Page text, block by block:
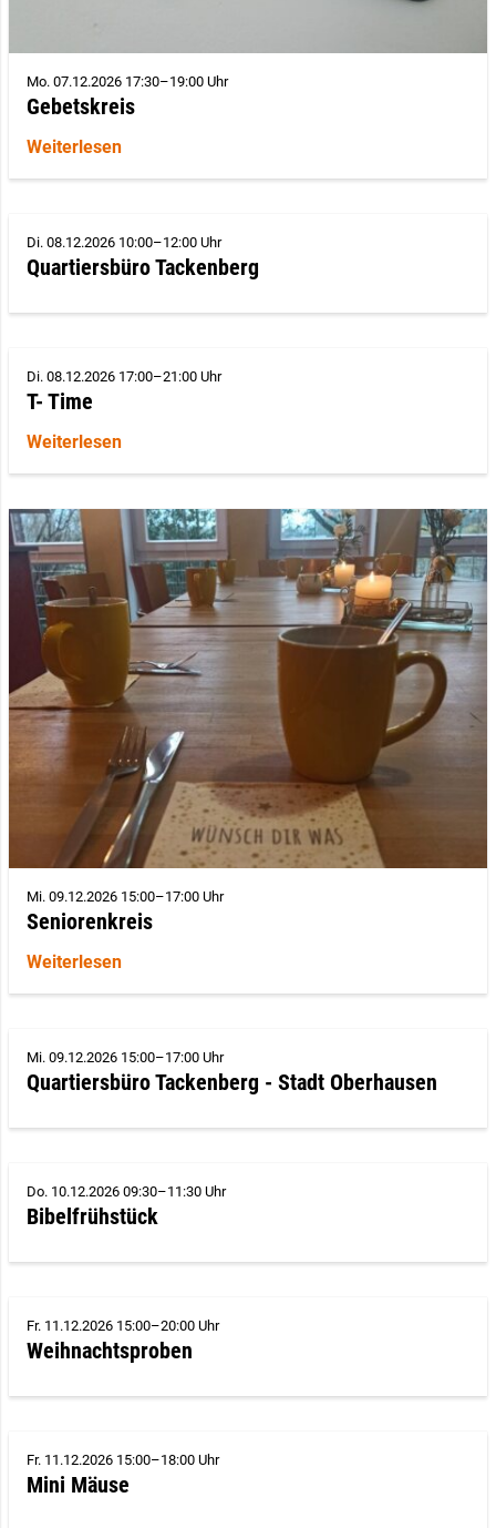
Mo. 07.12.2026 17:30–19:00 Uhr
Gebetskreis
Weiterlesen
Di. 08.12.2026 10:00–12:00 Uhr
Quartiersbüro Tackenberg
Di. 08.12.2026 17:00–21:00 Uhr
T- Time
Weiterlesen
Mi. 09.12.2026 15:00–17:00 Uhr
Seniorenkreis
Weiterlesen
Mi. 09.12.2026 15:00–17:00 Uhr
Quartiersbüro Tackenberg - Stadt Oberhausen
Do. 10.12.2026 09:30–11:30 Uhr
Bibelfrühstück
Fr. 11.12.2026 15:00–20:00 Uhr
Weihnachtsproben
Fr. 11.12.2026 15:00–18:00 Uhr
Mini Mäuse